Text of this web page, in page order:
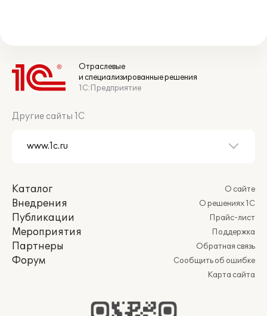
Отраслевые
и специализированные решения
1С:Предприятие
Другие сайты 1С
Каталог
Внедрения
Публикации
Мероприятия
Партнеры
Форум
О сайте
О решениях 1С
Прайс-лист
Поддержка
Обратная связь
Сообщить об ошибке
Карта сайта